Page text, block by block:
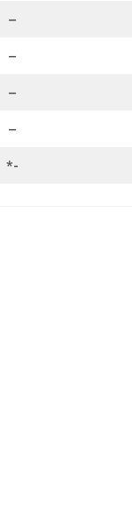
–
–
–
–
*-